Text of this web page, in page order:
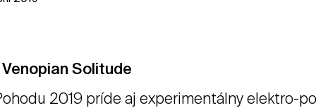
a Matwe okrem toho kurátoruje
Solitude
2019 príde aj experimentálny elektro-